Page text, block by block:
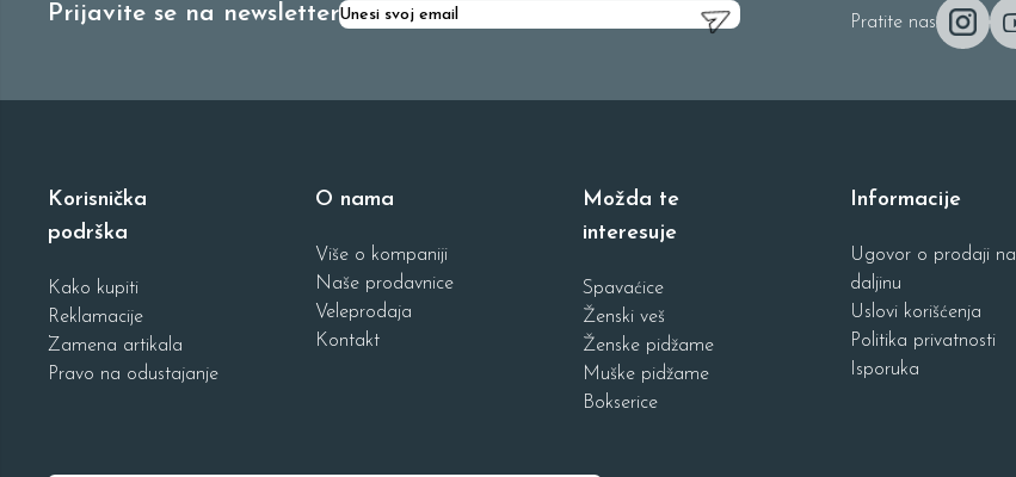
Prijavite se na newsletter Pratite nas
Korisnička
podrška
Kako kupiti
Reklamacije
Zamena artikala
Pravo na odustajanje
O nama
Više o kompaniji
Naše prodavnice
Veleprodaja
Kontakt
Možda te
interesuje
Spavaćice
Ženski veš
Ženske pidžame
Muške pidžame
Bokserice
Informacije
Ugovor o prodaji na
daljinu
Uslovi korišćenja
Politika privatnosti
Isporuka